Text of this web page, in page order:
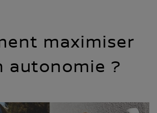
maximiser
autonomie ?